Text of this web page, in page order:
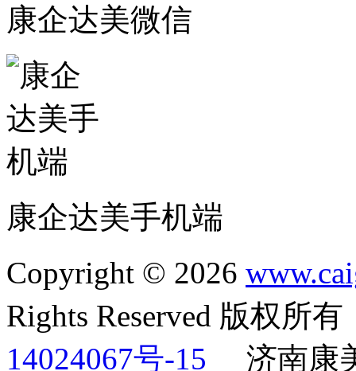
康企达美微信
康企达美手机端
Copyright © 2026
Rights Reserved 版权所
14024067号-15 济南康